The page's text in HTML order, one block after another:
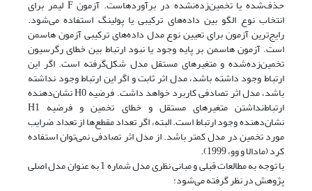
حذف‌شده یا تخمین‌زده‌نشده در برآوردهاست. آزمون F لیمر برای
انتخاب نوع الگو بین داده‌های ترکیبی یا پولینگ استفاده می‌شود.
رایج‌ترین آزمون برای تعیین نوع مدل داده‌های ترکیبی آزمون هاسمن
است. آزمون هاسمن بر پایه وجود یا نبود ارتباط بین خطای رگرسیون
تخمین‌زده‌شده و متغیرهای مستقل مدل شکل‌گرفته است. اگر این
ارتباط وجود داشته باشد، مدل اثر ثابت و اگر این ارتباط وجود نداشته
باشد، مدل اثر تصادفی کاربرد خواهد داشت. فرضیه H0 نشان‌دهنده
ارتباط‌نداشتن متغیرهای مستقل و خطای تخمین و فرضیه H1
نشان‌دهنده وجود ارتباط است. البته، اگر تعداد مقطع‌ها از تعداد ضرایب
مورد تخمین در مدل کمتر باشد. از مدل اثر تصادفی نمی‌توان استفاده
کرد (مادالا و وو، ‌1999).
با توجه به مطالعات قبلی و مبانی نظری مدل شماره 1 به عنوان مدل اصلی
پژوهش در نظر گرفته می‌شود: